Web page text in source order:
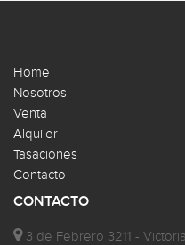
Home
Nosotros
Venta
Alquiler
Tasaciones
Contacto
CONTACTO
3 de Febrero 3211 - Victoria